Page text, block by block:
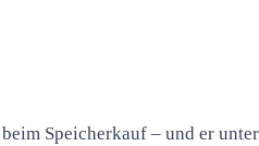
Speicherkauf – und er